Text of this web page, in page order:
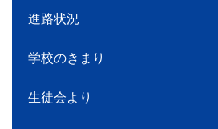
進路状況
学校のきまり
生徒会より